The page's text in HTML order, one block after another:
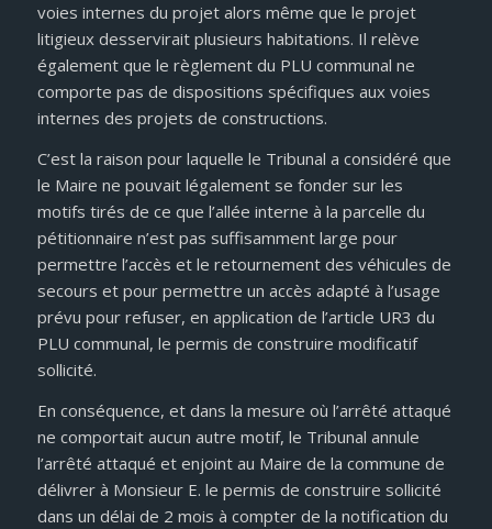
voies internes du projet alors même que le projet
litigieux desservirait plusieurs habitations. Il relève
également que le règlement du PLU communal ne
comporte pas de dispositions spécifiques aux voies
internes des projets de constructions.
C’est la raison pour laquelle le Tribunal a considéré que
le Maire ne pouvait légalement se fonder sur les
motifs tirés de ce que l’allée interne à la parcelle du
pétitionnaire n’est pas suffisamment large pour
permettre l’accès et le retournement des véhicules de
secours et pour permettre un accès adapté à l’usage
prévu pour refuser, en application de l’article UR3 du
PLU communal, le permis de construire modificatif
sollicité.
En conséquence, et dans la mesure où l’arrêté attaqué
ne comportait aucun autre motif, le Tribunal annule
l’arrêté attaqué et enjoint au Maire de la commune de
délivrer à Monsieur E. le permis de construire sollicité
dans un délai de 2 mois à compter de la notification du